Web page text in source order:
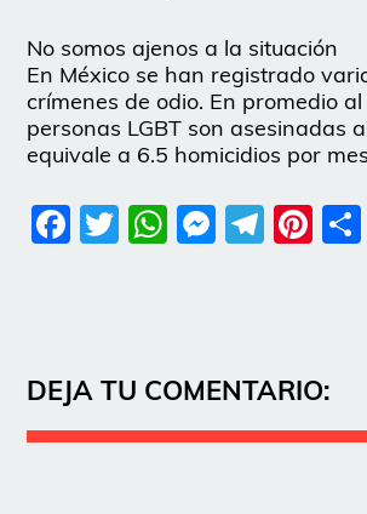
No somos ajenos a la situación
En México se han registrado
crímenes de odio. En promedio
personas LGBT son asesinadas
equivale a 6.5 homicidios por
Facebook
Twitter
WhatsApp
DEJA TU COMENTARIO: